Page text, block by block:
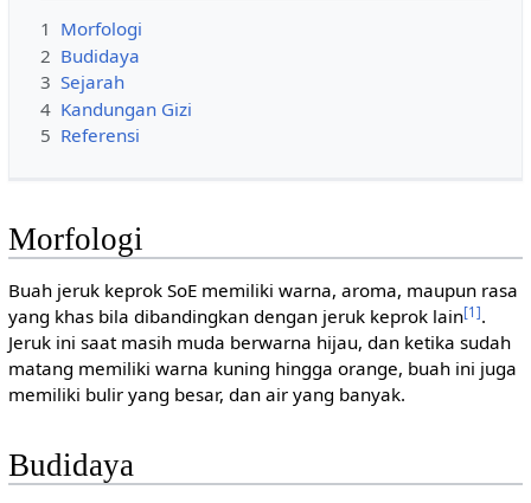
1 Morfologi
2 Budidaya
3 Sejarah
4 Kandungan Gizi
5 Referensi
Morfologi
Buah jeruk keprok SoE memiliki warna, aroma, maupun rasa
yang khas bila dibandingkan dengan jeruk keprok lain[1].
Jeruk ini saat masih muda berwarna hijau, dan ketika sudah
matang memiliki warna kuning hingga orange, buah ini juga
memiliki bulir yang besar, dan air yang banyak.
Budidaya